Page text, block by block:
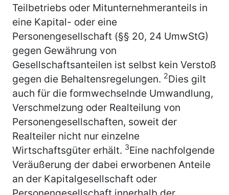
Teilbetriebs oder Mitunternehmeranteils in
eine Kapital- oder eine
Personengesellschaft (§§ 20, 24 UmwStG)
gegen Gewährung von
Gesellschaftsanteilen ist selbst kein Verstoß
gegen die Behaltensregelungen. 2Dies gilt
auch für die formwechselnde Umwandlung,
Verschmelzung oder Realteilung von
Personengesellschaften, soweit der
Realteiler nicht nur einzelne
Wirtschaftsgüter erhält. 3Eine nachfolgende
Veräußerung der dabei erworbenen Anteile
an der Kapitalgesellschaft oder